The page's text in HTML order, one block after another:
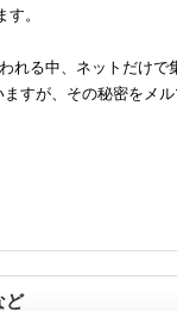
。
れる中、ネットだけで
すが、その秘密をメ
ど